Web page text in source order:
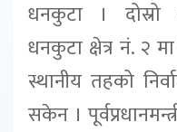
धनकुटा । दोस्रो
धनकुटा क्षेत्र नं. २
स्थानीय तहको
सकेन ।